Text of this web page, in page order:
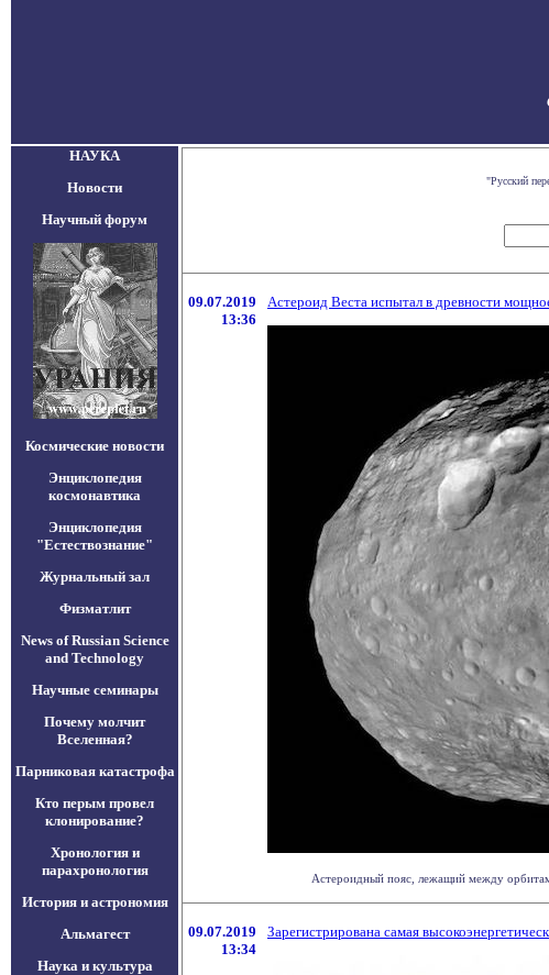
НАУКА
Новости
Научный форум
Космические новости
Энциклопедия
космонавтика
Энциклопедия
"Естествознание"
Журнальный зал
Физматлит
News of Russian Science
and Technology
Научные семинары
Почему молчит
Вселенная?
Парниковая катастрофа
Кто перым провел
клонирование?
Хронология и
парахронология
История и астрономия
Альмагест
Наука и культура
"Русский
09.07.2019
13:36
Астероид Веста испытал в древности
Астероидный пояс, лежащий между
09.07.2019
13:34
Зарегистрирована самая